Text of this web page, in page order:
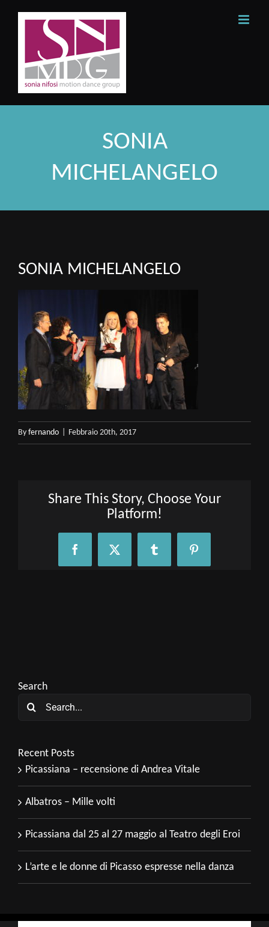
SONIA
MICHELANGELO
SONIA MICHELANGELO
By fernando Febbraio 20th, 2017
Share This Story, Choose Your
Platform!
FacebookX Tumblr Pinterest
Search
Search
Recent Posts
Picassiana – recensione di Andrea Vitale
Albatros – Mille volti
Picassiana dal 25 al 27 maggio al Teatro degli Eroi
L’arte e le donne di Picasso espresse nella danza